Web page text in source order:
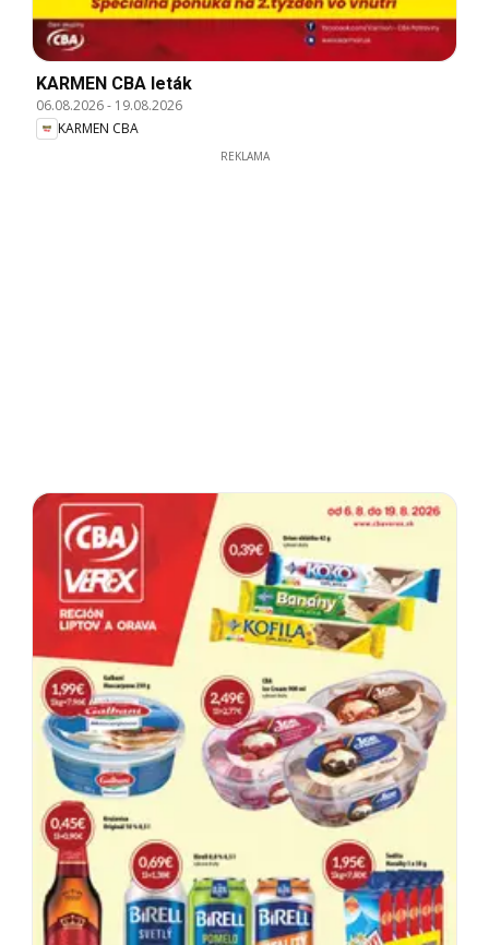
KARMEN CBA leták
06.08.2026- 19.08.2026
KARMEN CBA
REKLAMA